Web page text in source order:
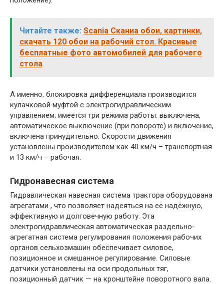
Читайте также: Scania Сканиа обои, картинки,
скачать 120 обои на рабочий стол. Красивые
бесплатные фото автомобилей для рабочего
стола
А именно, блокировка дифференциала производится
кулачковой муфтой с электрогидравлическим
управлением; имеется три режима работы: выключена,
автоматическое выключение (при повороте) и включение,
включена принудительно. Скорости движения
установлены производителем как 40 км/ч – транспортная
и 13 км/ч – рабочая.
Гидронавесная система
Гидравлическая навесная система трактора оборудована
агрегатами , что позволяет надеяться на её надёжную,
эффективную и долговечную работу. Эта
электрогидравлическая автоматическая раздельно-
агрегатная система регулирования положения рабочих
органов сельхозмашин обеспечивает силовое,
позиционное и смешанное регулирование. Силовые
датчики установлены на оси продольных тяг,
позиционный датчик — на кронштейне поворотного вала.